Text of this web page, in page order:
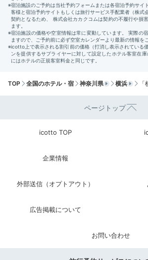
輝く夜景や美味しい料理、美しい街並
2日。異国情緒溢れる横浜で、2人の
しませんか。
みな
TOP 全国のホテル・宿 神奈川県 横浜
ページトップ
icotto TOP
企業情報
外部送信（オプトアウト）
広告掲載について
お問い合わせ